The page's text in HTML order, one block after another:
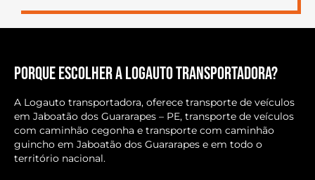
Porque escolher a Logauto transportadora?
A Logauto transportadora, oferece transporte de veículos
em Jaboatão dos Guararapes – PE, transporte de veículos
com caminhão cegonha e transporte com caminhão
guincho em Jaboatão dos Guararapes e em todo o
território nacional.